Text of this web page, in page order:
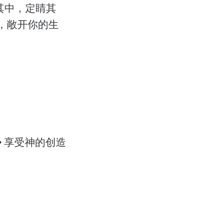
，定睛其
开你的生
享受神的创造